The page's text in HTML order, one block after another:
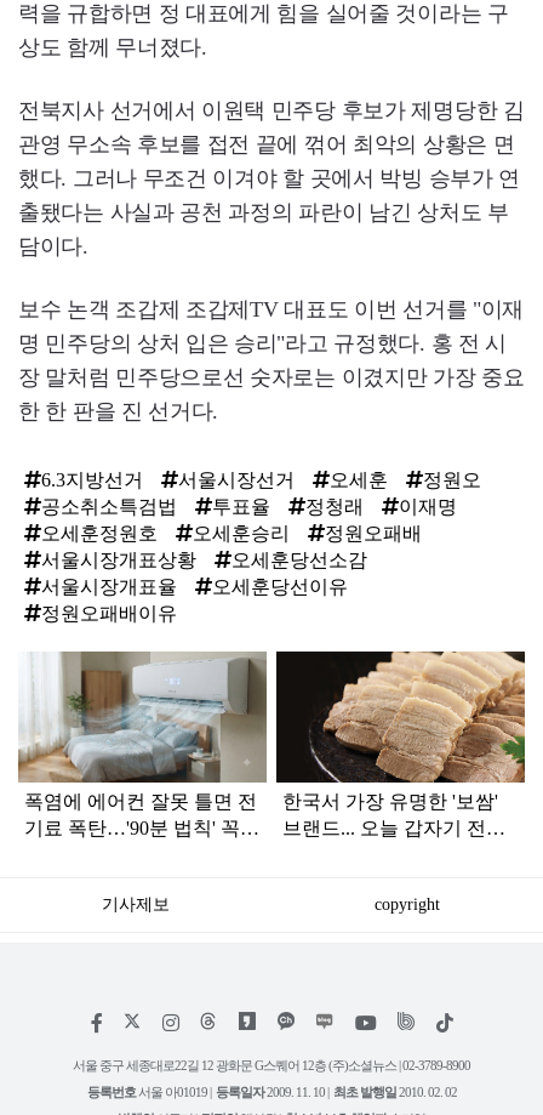
력을 규합하면 정 대표에게 힘을 실어줄 것이라는 구
상도 함께 무너졌다.
전북지사 선거에서 이원택 민주당 후보가 제명당한 김
관영 무소속 후보를 접전 끝에 꺾어 최악의 상황은 면
했다. 그러나 무조건 이겨야 할 곳에서 박빙 승부가 연
출됐다는 사실과 공천 과정의 파란이 남긴 상처도 부
담이다.
보수 논객 조갑제 조갑제TV 대표도 이번 선거를 "이재
명 민주당의 상처 입은 승리"라고 규정했다. 홍 전 시
장 말처럼 민주당으로선 숫자로는 이겼지만 가장 중요
한 한 판을 진 선거다.
6.3지방선거 서울시장선거 오세훈
정원오
공소취소특검법
투표율 정청래
이재명
오세훈정원호
오세훈승리
정원오패배
서울시장개표상황
오세훈당선소감
서울시장개표율
오세훈당선이유
정원오패배이유
라
인
폭염에 에어컨 잘못 틀면 전
기료 폭탄…'90분 법칙' 꼭
한국서 가장 유명한 '보쌈'
브랜드... 오늘 갑자기 전해
기사제보 copyright
페
스
인
타
램
위
트
유
틱
서울 중구 세종대로22길 12 광화문 G스퀘어 12층 (주)소셜뉴스 | 02-3789-8900
등록번호 서울 아01019 | 등록일자2009. 11. 10 | 최초 발행일 2010. 02. 02